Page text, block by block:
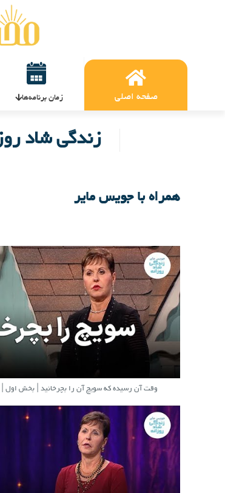
صفحه اصلی زمان برنامه‌ها
زندگی شاد
همراه با جویس مایر
وقت آن رسیده که سویچ آن را بچرخانید | بخش اول |